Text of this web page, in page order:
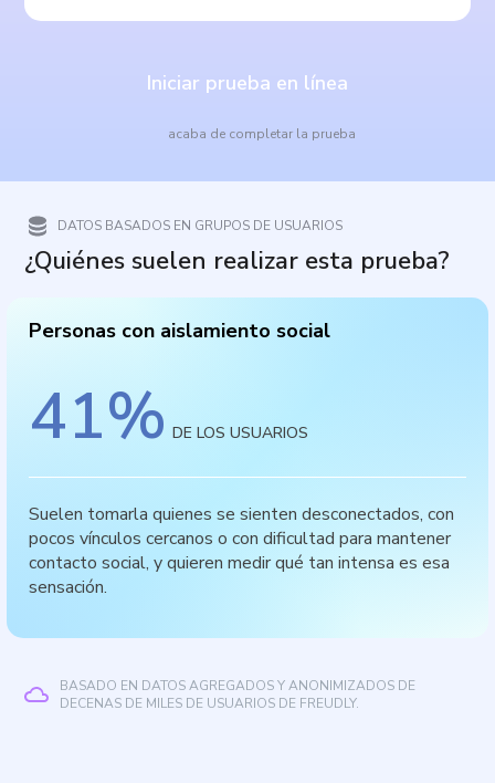
Iniciar prueba en línea
acaba de completar la prueba
DATOS BASADOS EN GRUPOS DE USUARIOS
¿Quiénes suelen realizar esta prueba?
Personas con aislamiento social
41% DE LOS USUARIOS
Suelen tomarla quienes se sienten desconectados, con
pocos vínculos cercanos o con dificultad para mantener
contacto social, y quieren medir qué tan intensa es esa
sensación.
BASADO EN DATOS AGREGADOS Y ANONIMIZADOS DE
DECENAS DE MILES DE USUARIOS DE FREUDLY.